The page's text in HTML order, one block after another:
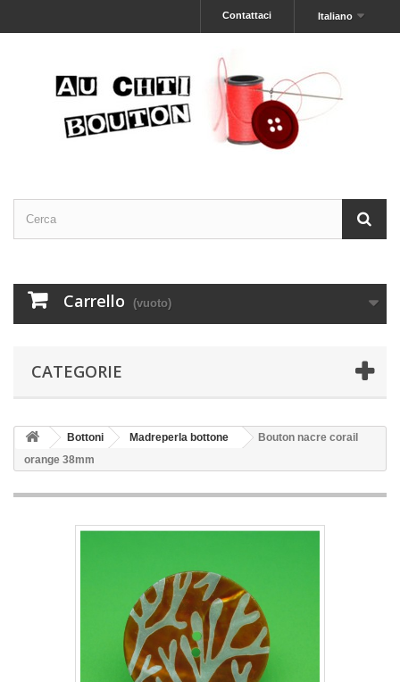
Italiano
Contattaci
Carrello (vuoto)
CATEGORIE
Bottoni Madreperla bottone
Bouton nacre corail
orange 38mm